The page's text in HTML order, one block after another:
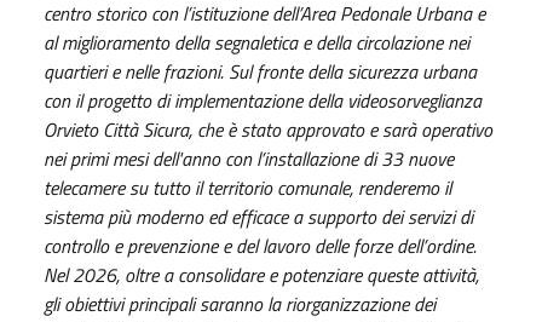
centro storico con l’istituzione dell’Area Pedonale Urbana e
al miglioramento della segnaletica e della circolazione nei
quartieri e nelle frazioni. Sul fronte della sicurezza urbana
con il progetto di implementazione della videosorveglianza
Orvieto Città Sicura, che è stato approvato e sarà operativo
nei primi mesi dell'anno con l’installazione di 33 nuove
telecamere su tutto il territorio comunale, renderemo il
sistema più moderno ed efficace a supporto dei servizi di
controllo e prevenzione e del lavoro delle forze dell’ordine.
Nel 2026, oltre a consolidare e potenziare queste attività,
gli obiettivi principali saranno la riorganizzazione dei